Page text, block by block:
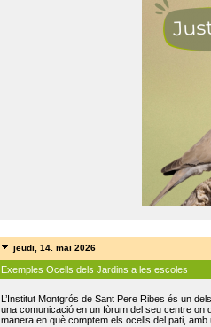
jeudi, 14. mai 2026
Exemples Ocells dels Jardins a les escoles
L’Institut Montgrós de Sant Pere Ribes és un
una comunicació en un fòrum del seu centre on
manera en què comptem els ocells del pati,